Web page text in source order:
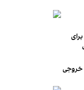
خروجی